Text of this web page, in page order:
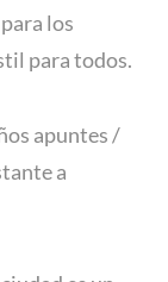
los
para todos.
apuntes /
a